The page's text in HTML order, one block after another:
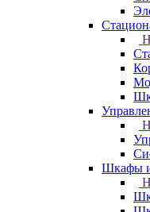
Шкафы и